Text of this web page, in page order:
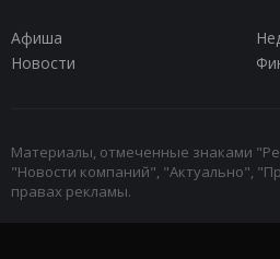
Афиша
Новости
Материалы, отмеченные знаками
"Новости компаний", "Актуально",
правах рекламы.